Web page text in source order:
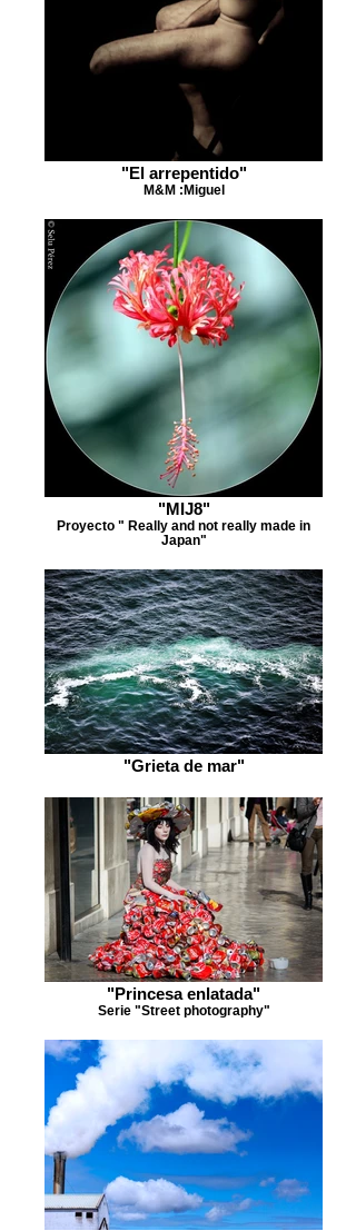
"El arrepentido"
M&M :Miguel
"MIJ8"
Proyecto " Really and not really made in
Japan"
"Grieta de mar"
"Princesa enlatada"
Serie "Street photography"